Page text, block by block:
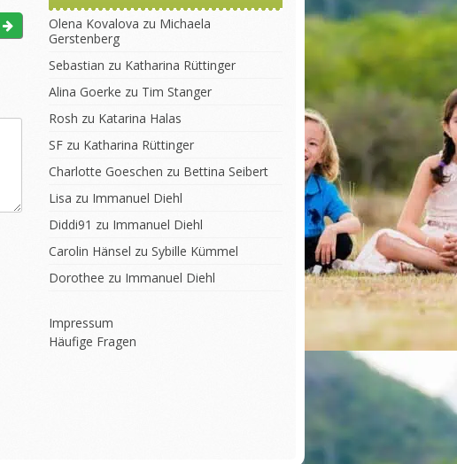
Olena Kovalova zu Michaela
Gerstenberg
Sebastian zu Katharina Rüttinger
Alina Goerke zu Tim Stanger
Rosh zu Katarina Halas
SF zu Katharina Rüttinger
Charlotte Goeschen zu Bettina Seibert
Lisa zu Immanuel Diehl
Diddi91 zu Immanuel Diehl
Carolin Hänsel zu Sybille Kümmel
Dorothee zu Immanuel Diehl
Impressum
Häufige Fragen